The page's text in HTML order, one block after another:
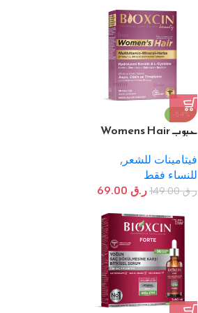
-54%
حبوب Womens Hair
فيتامينات للشعر,
للنساء فقط
ر.ق149.00 ر.ق